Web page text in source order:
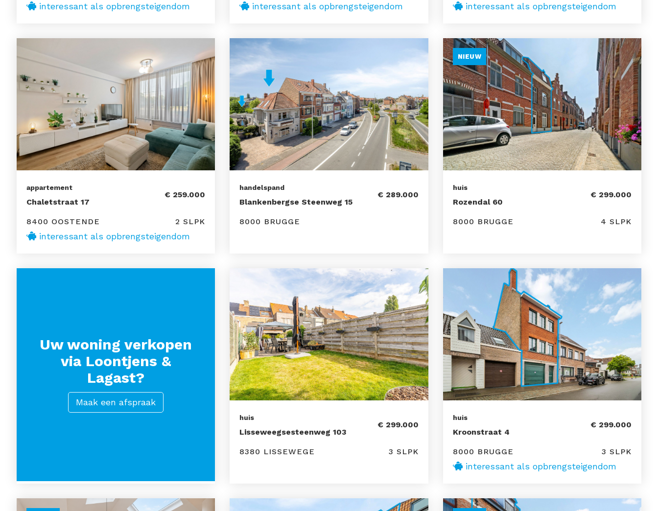
interessant als opbrengsteigendom interessant als opbrengsteigendom interessant als opbrengsteigendom
appartement
Chaletstraat 17
€ 259.000
8400 OOSTENDE 2 SLPK
interessant als opbrengsteigendom
handelspand
Blankenbergse Steenweg 15
€ 289.000
8000 BRUGGE
NIEUW
huis
Rozendal 60
€ 299.000
8000 BRUGGE 4 SLPK
Uw woning verkopen
via Loontjens &
Lagast?
Maak een afspraak
huis
Lisseweegsesteenweg 103
€ 299.000
8380 LISSEWEGE 3 SLPK
huis
Kroonstraat 4
€ 299.000
8000 BRUGGE 3 SLPK
interessant als opbrengsteigendom